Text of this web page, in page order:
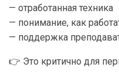
— отработанная техника
— понимание, как
— поддержка
👉 Это критично для